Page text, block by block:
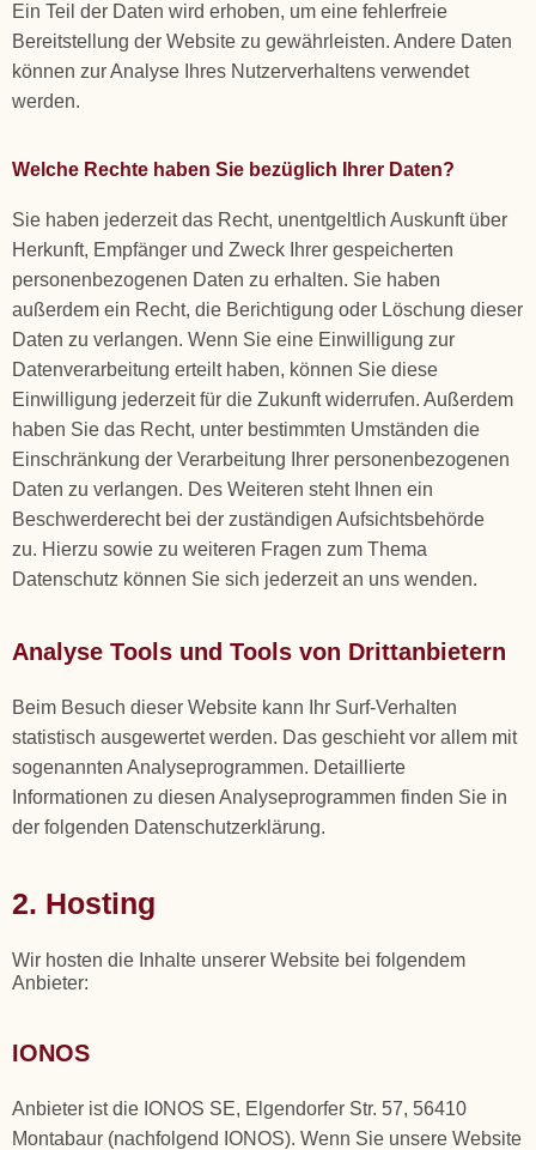
Ein Teil der Daten wird erhoben, um eine fehlerfreie
Bereitstellung der Website zu gewährleisten. Andere Daten
können zur Analyse Ihres Nutzerverhaltens verwendet
werden.
Welche Rechte haben Sie bezüglich Ihrer Daten?
Sie haben jederzeit das Recht, unentgeltlich Auskunft über
Herkunft, Empfänger und Zweck Ihrer gespeicherten
personenbezogenen Daten zu erhalten. Sie haben
außerdem ein Recht, die Berichtigung oder Löschung dieser
Daten zu verlangen. Wenn Sie eine Einwilligung zur
Datenverarbeitung erteilt haben, können Sie diese
Einwilligung jederzeit für die Zukunft widerrufen. Außerdem
haben Sie das Recht, unter bestimmten Umständen die
Einschränkung der Verarbeitung Ihrer personenbezogenen
Daten zu verlangen. Des Weiteren steht Ihnen ein
Beschwerderecht bei der zuständigen Aufsichtsbehörde
zu. Hierzu sowie zu weiteren Fragen zum Thema
Datenschutz können Sie sich jederzeit an uns wenden.
Analyse Tools und Tools von Drittanbietern
Beim Besuch dieser Website kann Ihr Surf-Verhalten
statistisch ausgewertet werden. Das geschieht vor allem mit
sogenannten Analyseprogrammen. Detaillierte
Informationen zu diesen Analyseprogrammen finden Sie in
der folgenden Datenschutzerklärung.
2. Hosting
Wir hosten die Inhalte unserer Website bei folgendem
Anbieter:
IONOS
Anbieter ist die IONOS SE, Elgendorfer Str. 57, 56410
Montabaur (nachfolgend IONOS). Wenn Sie unsere Website